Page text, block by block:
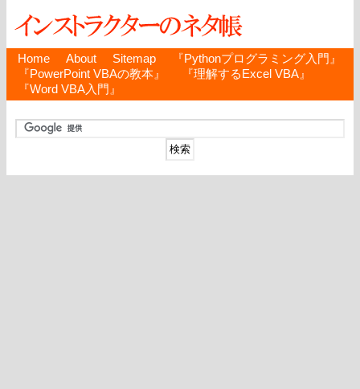
Home About Sitemap
『Pythonプログラミング入門』
『PowerPoint VBAの教本』
『理解するExcel VBA』
『Word VBA入門』